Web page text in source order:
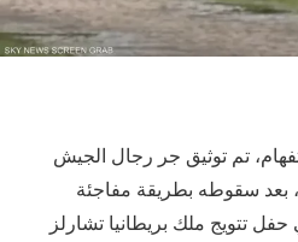
تم توثيق جر رجال الجيش
بعد سقوطه بطريقة مفاجئة
تتويج ملك بريطانيا تشارلز